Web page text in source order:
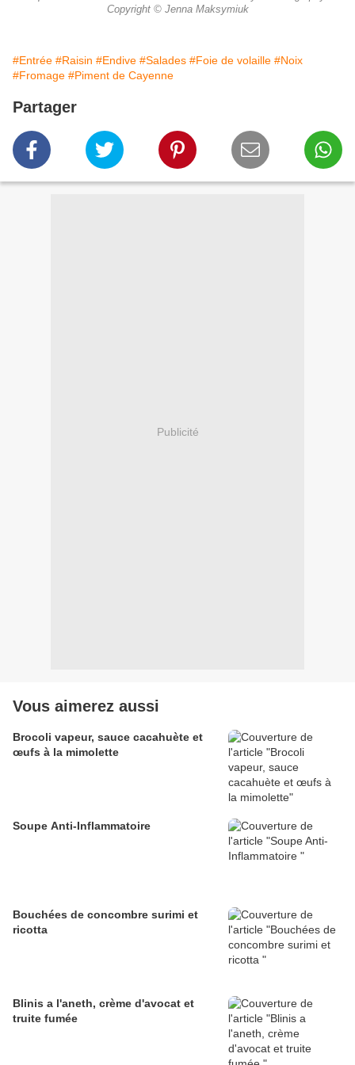
Copyright © Jenna Maksymiuk
#Entrée #Raisin #Endive #Salades #Foie de volaille #Noix
#Fromage #Piment de Cayenne
Partager
Publicité
Vous aimerez aussi
Brocoli vapeur, sauce cacahuète et
œufs à la mimolette
Soupe Anti-Inflammatoire
Bouchées de concombre surimi et
ricotta
Blinis a l'aneth, crème d'avocat et
truite fumée